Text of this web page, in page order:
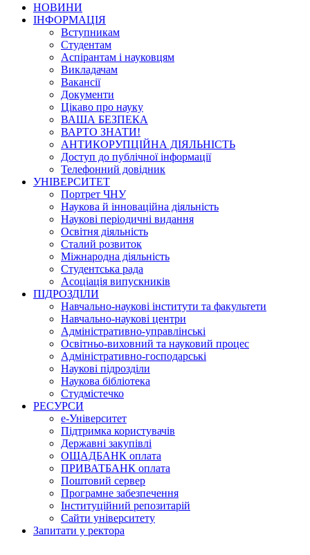
НОВИНИ
ІНФОРМАЦІЯ
Вступникам
Студентам
Аспірантам і науковцям
Викладачам
Вакансії
Документи
Цікаво про науку
ВАША БЕЗПЕКА
ВАРТО ЗНАТИ!
АНТИКОРУПЦІЙНА ДІЯЛЬНІСТЬ
Доступ до публічної інформації
Телефонний довідник
УНІВЕРСИТЕТ
Портрет ЧНУ
Наукова й інноваційна діяльність
Наукові періодичні видання
Освітня діяльність
Сталий розвиток
Міжнародна діяльність
Студентська рада
Асоціація випускників
ПІДРОЗДІЛИ
Навчально-наукові інститути та факультети
Навчально-наукові центри
Адміністративно-управлінські
Освітньо-виховний та науковий процес
Адміністративно-господарські
Наукові підрозділи
Наукова бібліотека
Студмістечко
РЕСУРСИ
е-Університет
Підтримка користувачів
Державні закупівлі
ОЩАДБАНК оплата
ПРИВАТБАНК оплата
Поштовий сервер
Програмне забезпечення
Інституційний репозитарій
Сайти університету
Запитати у ректора